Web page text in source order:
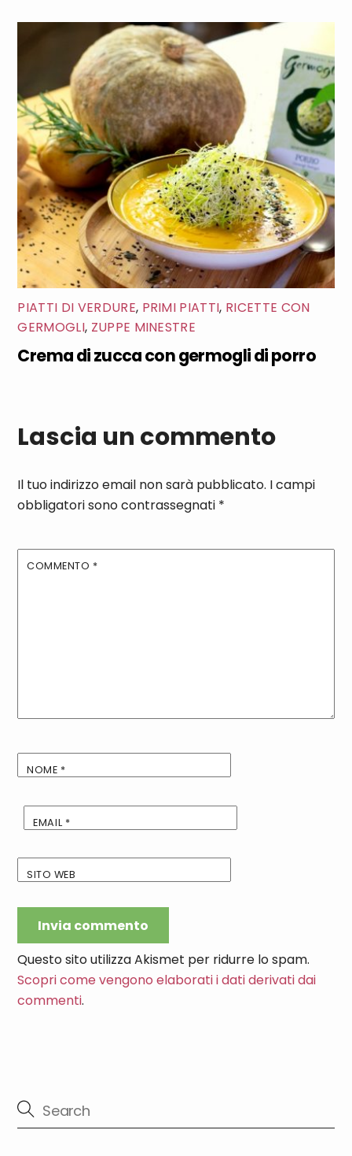
PIATTI DI VERDURE, PRIMI PIATTI, RICETTE CON
GERMOGLI, ZUPPE MINESTRE
Crema di zucca con germogli di porro
Lascia un commento
Il tuo indirizzo email non sarà pubblicato. I campi
obbligatori sono contrassegnati *
COMMENTO *
NOME *
EMAIL *
SITO WEB
Questo sito utilizza Akismet per ridurre lo spam.
Scopri come vengono elaborati i dati derivati dai
commenti.